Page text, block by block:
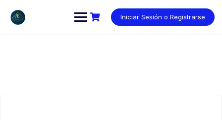
contenido
Iniciar Sesión o Registrarse